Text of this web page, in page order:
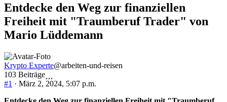
Entdecke den Weg zur finanziellen
Freiheit mit "Traumberuf Trader" von
Mario Lüddemann
Krypto Experte@arbeiten-und-reisen
103 Beiträge
#1 · März 2, 2024, 5:07 p.m.